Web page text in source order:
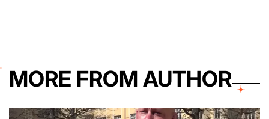
MORE FROM AUTHOR